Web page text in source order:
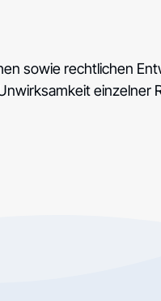
sowie rechtlichen
einzelner